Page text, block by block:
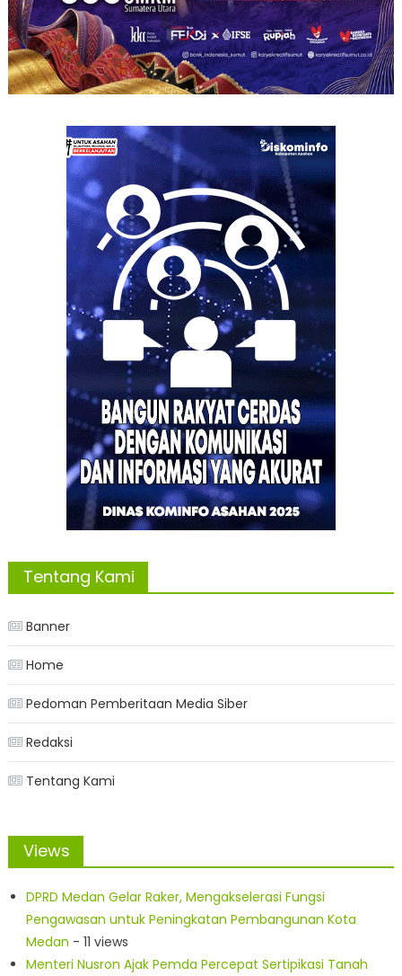
Tentang Kami
Banner
Home
Pedoman Pemberitaan Media Siber
Redaksi
Tentang Kami
Views
DPRD Medan Gelar Raker, Mengakselerasi Fungsi
Pengawasan untuk Peningkatan Pembangunan Kota
Medan - 11 views
Menteri Nusron Ajak Pemda Percepat Sertipikasi Tanah